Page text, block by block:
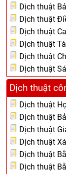
Dịch thuật
Dịch thuật
Dịch thuật
Dịch thuật
Dịch thuật
Dịch thuật
Dịch thuật
Dịch thuật
Dịch thuật
Dịch thuật
Dịch thuật
Dịch thuật
Dịch thuật